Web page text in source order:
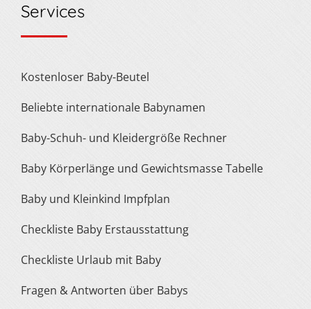
Services
Kostenloser Baby-Beutel
Beliebte internationale Babynamen
Baby-Schuh- und Kleidergröße Rechner
Baby Körperlänge und Gewichtsmasse Tabelle
Baby und Kleinkind Impfplan
Checkliste Baby Erstausstattung
Checkliste Urlaub mit Baby
Fragen & Antworten über Babys